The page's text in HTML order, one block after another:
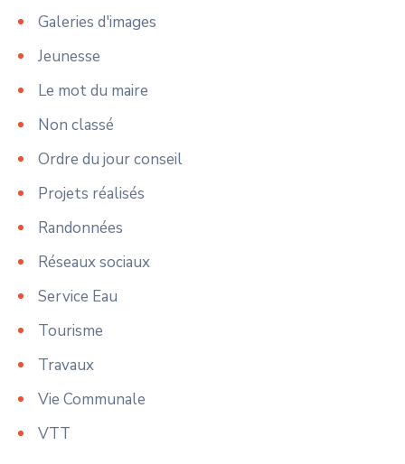
Galeries d'images
Jeunesse
Le mot du maire
Non classé
Ordre du jour conseil
Projets réalisés
Randonnées
Réseaux sociaux
Service Eau
Tourisme
Travaux
Vie Communale
VTT